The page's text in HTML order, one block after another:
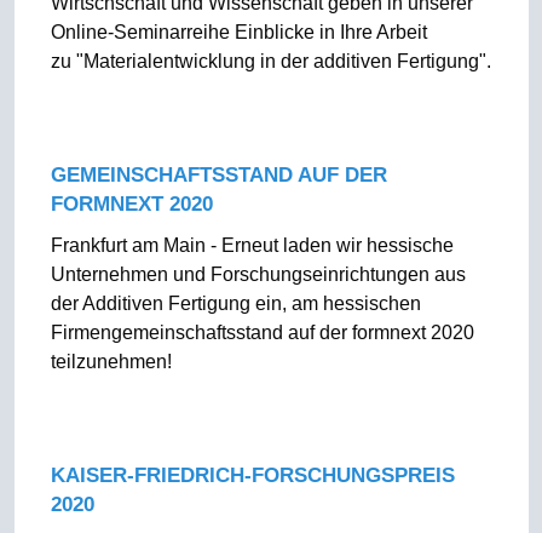
Online-Seminarreihe Einblicke in Ihre Arbeit
zu "Materialentwicklung in der additiven Fertigung".
GEMEINSCHAFTSSTAND AUF DER
FORMNEXT 2020
Frankfurt am Main - Erneut laden wir hessische
Unternehmen und Forschungseinrichtungen aus
der Additiven Fertigung ein, am hessischen
Firmengemeinschaftsstand auf der formnext 2020
teilzunehmen!
KAISER-FRIEDRICH-FORSCHUNGSPREIS
2020